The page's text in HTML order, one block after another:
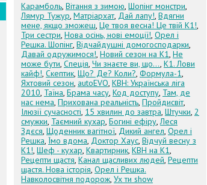
Карамболь, Вітання з зимою, Шопінг монстри,
Лямур Тужур, Матріархат, Дай лапу!, Вдягни
мене, якщо зможеш, Це твоя весна! Це твій К1!,
Три сестри, Нова осінь, нові емоції!, Орел і
Решка. Шопінг, Відчайдушні домогосподарки,
Давай одружимося!, Новий сезон на К1, Не
може бути, Спеція, Чи знаєте ви, що..., К1. Лови
кайф!, Скептик, Що? Де? Коли?, Формула-1,
Яхтовий сезон, autoEVO, КВН: Українська ліга
2010, Таїна, Брама часу, Код доступу, Там, де
нас нема, Прихована реальність, Пройдисвіт,
Ілюзії сучасності, 15 хвилин до завтра, Штучки, 2
смужки, Таємний кухар, Богині ефіру,Леся
Здєся, Щоденник вагітної, Дикий ангел, Орел і
Решка, Їмо вдома, Доктор Хаус, Відчуй весну з
К1!, Шеф - кухар, Квартирник, КВН на К1,
Рецепти щастя, Канал щасливих людей, Рецепти
щастя. Нова історія, Орел і Решка.
Навколосвітня подорож, Ух ти show